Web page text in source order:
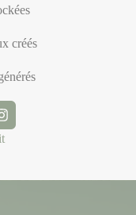
créés